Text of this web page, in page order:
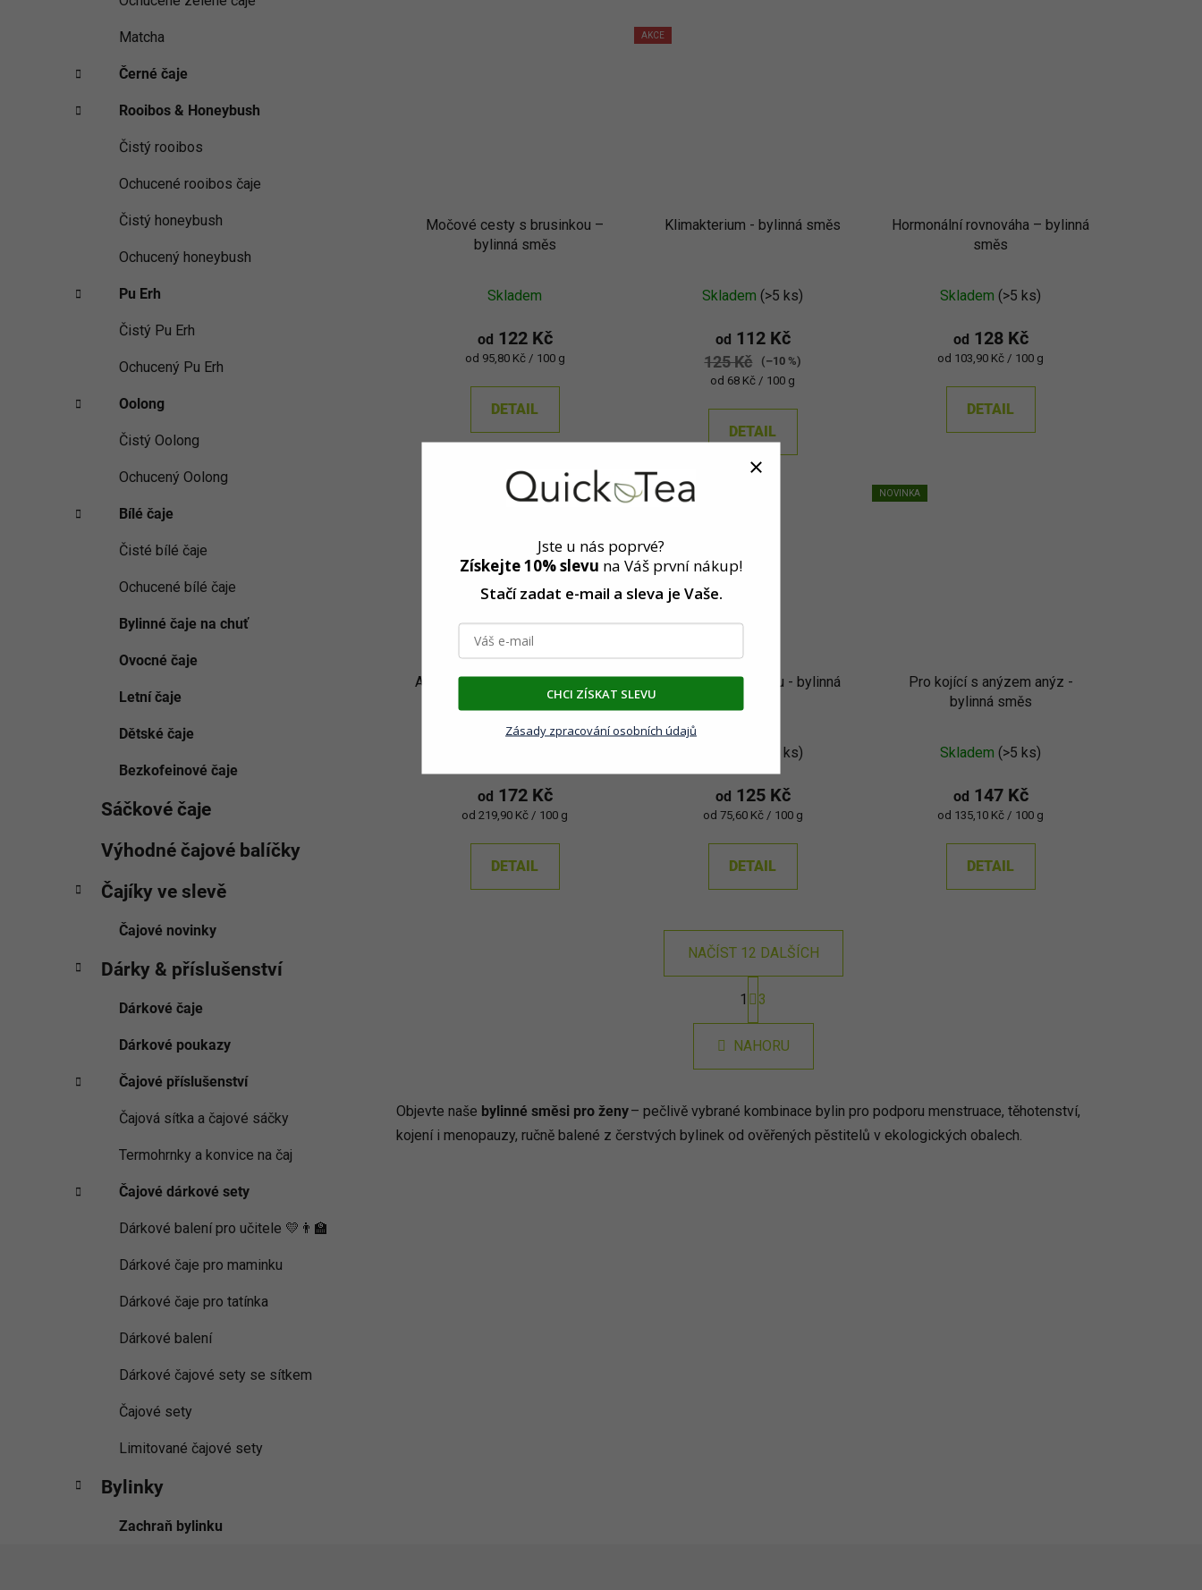
Matcha
Černé čaje
Rooibos & Honeybush
Čistý rooibos
Ochucené rooibos čaje
Čistý honeybush
Ochucený honeybush
Pu Erh
Čistý Pu Erh
Ochucený Pu Erh
Oolong
Čistý Oolong
Ochucený Oolong
Bílé čaje
Čisté bílé čaje
Ochucené bílé čaje
Bylinné čaje na chuť
Ovocné čaje
Letní čaje
Dětské čaje
Bezkofeinové čaje
Sáčkové čaje
Výhodné čajové balíčky
Čajíky ve slevě
Čajové novinky
Dárky & příslušenství
Dárkové čaje
Dárkové poukazy
Čajové příslušenství
Čajová sítka a čajové sáčky
Termohrnky a konvice na čaj
Čajové dárkové sety
Dárkové balení pro učitele 💛👨‍🏫
Dárkové čaje pro maminku
Dárkové čaje pro tatínka
Dárkové balení
Dárkové čajové sety se sítkem
Čajové sety
Limitované čajové sety
Bylinky
Zachraň bylinku
Močové cesty s brusinkou –
bylinná směs
Skladem
od 122 Kč
Měrná
od 95,80 Kč / 100 g
DETAIL
AKCE
Klimakterium - bylinná směs
Skladem(>5 ks)
od 112 Kč
125 Kč
(–10 %)
Měrná
od 68 Kč / 100 g
DETAIL
Hormonální rovnováha –⁠⁠⁠⁠⁠ bylinná
směs
Skladem(>5 ks)
od 128 Kč
Měrná
od 103,90 Kč / 100 g
DETAIL
Ajurvédský čaj Ženská harmonie
– bylinná směs
od 172 Kč
Měrná
od 219,90 Kč / 100 g
DETAIL
Bylinky na pokožku - bylinná
(>5 ks)
od 125 Kč
Měrná
od 75,60 Kč / 100 g
DETAIL
NOVINKA
Pro kojící s anýzem anýz -
bylinná směs
Skladem(>5 ks)
od 147 Kč
Měrná
od 135,10 Kč / 100 g
DETAIL
O
v
l
á
a
c
í
NAČÍST 12 DALŠÍCH
t
r
á
n
k
v
á
n
1 3
NAHORU
Objevte naše bylinné směsi pro ženy– pečlivě vybrané kombinace bylin pro podporu menstruace, těhotenství,
kojení i menopauzy, ručně balené z čerstvých bylinek od ověřených pěstitelů v ekologických obalech.
Jste u nás poprvé?
Získejte 10% slevu na Váš první nákup!
Stačí zadat e-mail a sleva je Vaše.
CHCI ZÍSKAT SLEVU
Zásady zpracování osobních údajů